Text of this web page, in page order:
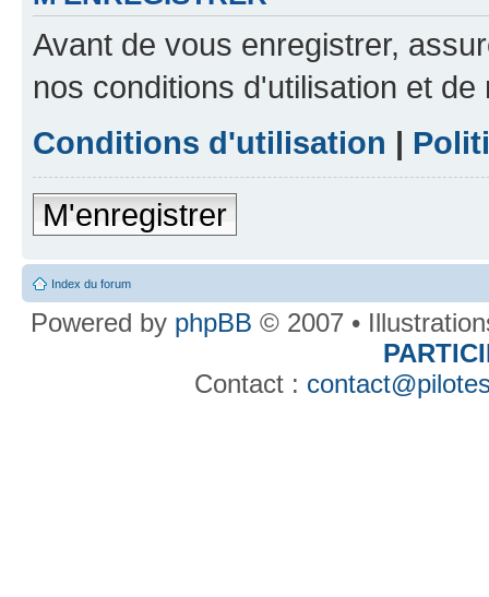
Avant de vous enregistrer,
nos conditions d'utilisation et
Conditions d'utilisation |
M'enregistrer
Index du forum
Powered by phpBB © 2007 •
Contact :